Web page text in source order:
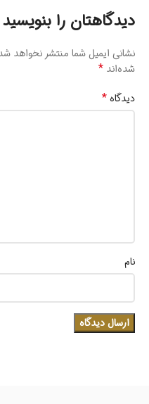
دیدگاهتان را بنویسید
نشانی ایمیل شما منتشر نخواهد
شده‌اند *
دیدگاه*
نام